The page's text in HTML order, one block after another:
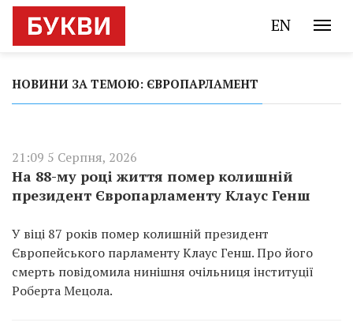
EN
НОВИНИ ЗА ТЕМОЮ: ЄВРОПАРЛАМЕНТ
21:09 5 Серпня, 2026
На 88-му році життя помер колишній
президент Європарламенту Клаус Генш
У віці 87 років помер колишній президент
Європейського парламенту Клаус Генш. Про його
смерть повідомила нинішня очільниця інституції
Роберта Мецола.